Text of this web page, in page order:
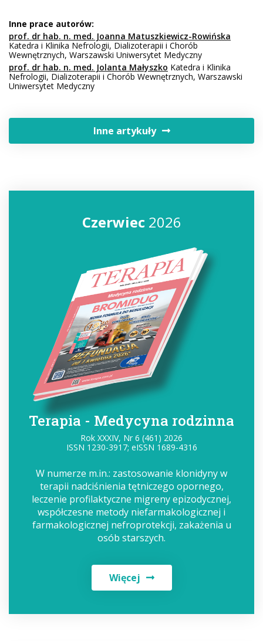
Inne prace autorów:
prof. dr hab. n. med. Joanna Matuszkiewicz-Rowińska
Katedra i Klinika Nefrologii, Dializoterapii i Chorób
Wewnętrznych, Warszawski Uniwersytet Medyczny
prof. dr hab. n. med. Jolanta Małyszko Katedra i Klinika
Nefrologii, Dializoterapii i Chorób Wewnętrznych, Warszawski
Uniwersytet Medyczny
Inne artykuły
Czerwiec2026
Terapia - Medycyna rodzinna
Rok XXXIV, Nr 6 (461) 2026
ISSN 1230-3917; eISSN 1689-4316
W numerze m.in.: zastosowanie klonidyny w
terapii nadciśnienia tętniczego opornego,
leczenie profilaktyczne migreny epizodycznej,
współczesne metody niefarmakologicznej i
farmakologicznej nefroprotekcji, zakażenia u
osób starszych.
Więcej